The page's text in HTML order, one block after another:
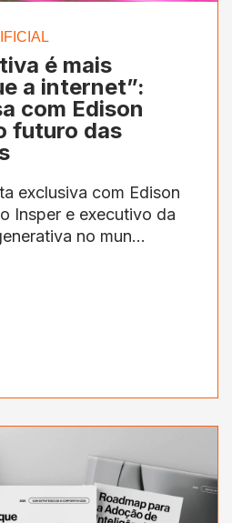
é mais
a internet”:
com Edison
futuro das
exclusiva com Edison
Insper e executivo da
no mun...